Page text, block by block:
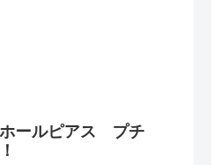
ールピアス プチ